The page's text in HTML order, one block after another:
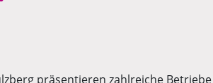
präsentieren zahlreiche